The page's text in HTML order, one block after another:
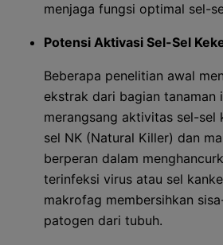
menjaga fungsi optimal sel-
Potensi Aktivasi Sel-Sel
Beberapa penelitian awal
ekstrak dari bagian tanaman
merangsang aktivitas sel-sel
sel NK (Natural Killer) dan
berperan dalam
terinfeksi virus atau sel
makrofag membersihkan
patogen dari tubuh.